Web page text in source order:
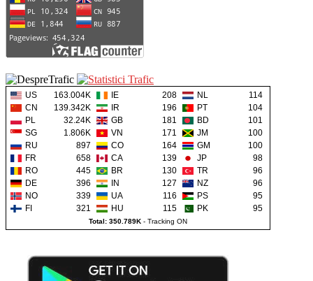
US 163.004K IE 208 NL
114
CN
139.342K IR 196 PT
104
PL
32.24K GB 181 BD
101
SG
1.806K VN 171 JM
100
RU
897 CO 164 GM
100
FR
658 CA 139 JP
98
RO
445 BR 130 TR
96
DE
396 IN 127 NZ
96
NO
339 UA 116 PS
95
FI
321 HU 115 PK 95
Total: 350.789K - Tracking ON